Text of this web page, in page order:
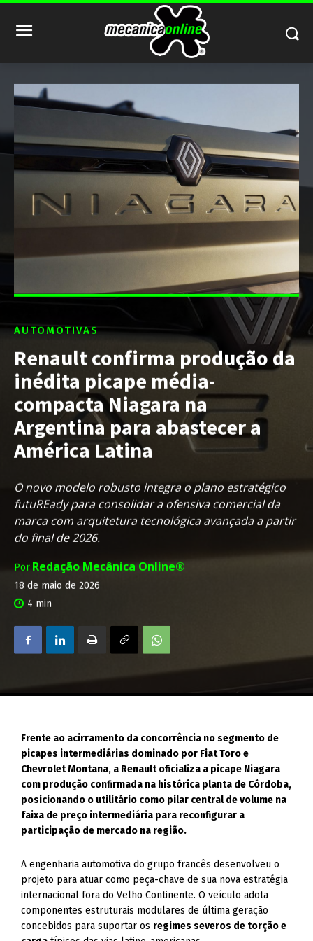
AUTOMOTIVAS
Renault confirma produção da
inédita picape média-
compacta Niagara na
Argentina para abastecer a
América Latina
O novo modelo robusto integra o plano estratégico
futuREady para consolidar a ofensiva comercial da
marca com arquitetura tecnológica avançada a partir
do final de 2026.
Por Redação Mecânica Online®
18 de maio de 2026
4 min
Frente ao acirramento da concorrência no segmento de
picapes intermediárias dominado por Fiat Toro e
Chevrolet Montana, a Renault oficializa a picape Niagara
com produção confirmada na histórica planta de Córdoba,
posicionando o utilitário como pilar central de volume na
faixa de preço intermediária para reconfigurar a
participação de mercado na região.
A engenharia automotiva do grupo francês desenvolveu o
projeto para atuar como peça-chave de sua nova estratégia
internacional fora do Velho Continente. O veículo adota
componentes estruturais modulares de última geração
concebidos para suportar os regimes severos de torção e